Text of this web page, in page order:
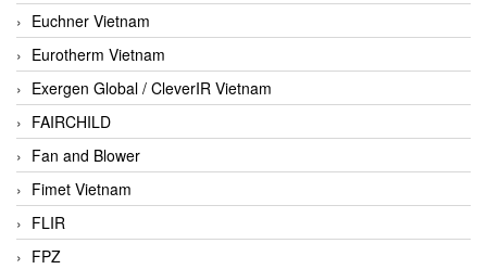
Euchner Vietnam
Eurotherm Vietnam
Exergen Global / CleverIR Vietnam
FAIRCHILD
Fan and Blower
Fimet Vietnam
FLIR
FPZ